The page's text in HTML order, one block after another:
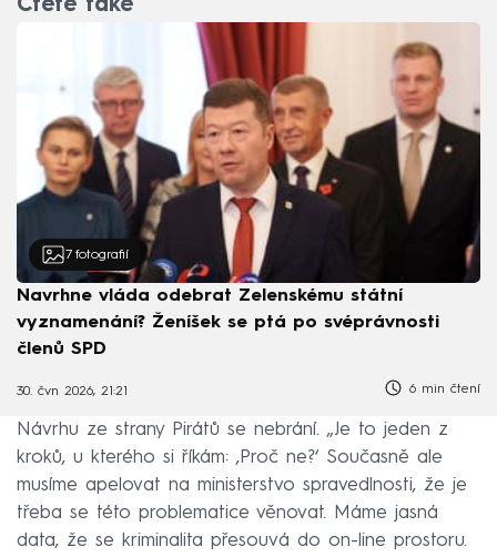
Čtěte také
7 fotografií
Navrhne vláda odebrat Zelenskému státní
vyznamenání? Ženíšek se ptá po svéprávnosti
členů SPD
30. čvn 2026, 21:21 6 min čtení
Návrhu ze strany Pirátů se nebrání. „Je to jeden z
kroků, u kterého si říkám: ‚Proč ne?‘ Současně ale
musíme apelovat na ministerstvo spravedlnosti, že je
třeba se této problematice věnovat. Máme jasná
data, že se kriminalita přesouvá do on-line prostoru.